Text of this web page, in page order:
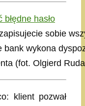
sobie
bank wykona
(fot. Olgierd
klient pozwał